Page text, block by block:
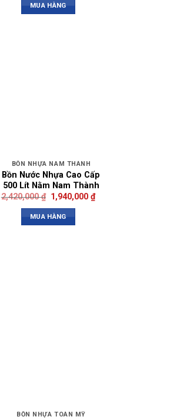
MUA HÀNG
BỒN NHỰA NAM THÀNH
Bồn Nước Nhựa Cao Cấp
500 Lít Nằm Nam Thành
2,420,000₫ 1,940,000₫
MUA HÀNG
BỒN NHỰA TOÀN MỸ